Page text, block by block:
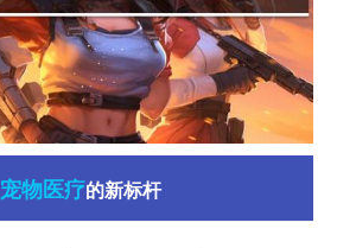
宠物医疗的新标杆